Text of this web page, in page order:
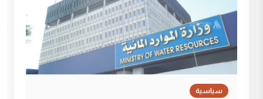
سياسية